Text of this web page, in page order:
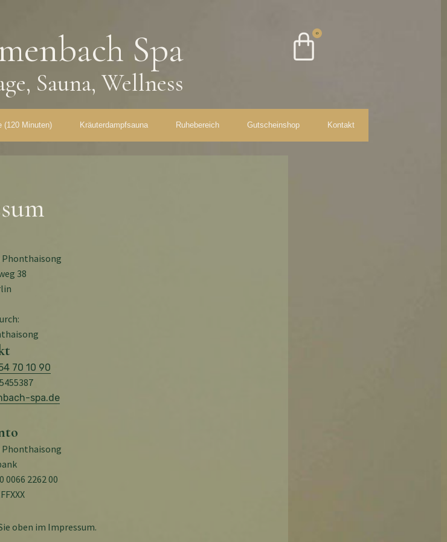
0
Spa
Sauna, Wellness
(120 Minuten) Kräuterdampfsauna Ruhebereich Gutscheinshop Kontakt
Phonthaisong
38
70 10 90
spa.de
Phonthaisong
0066 2262 00
oben im Impressum.